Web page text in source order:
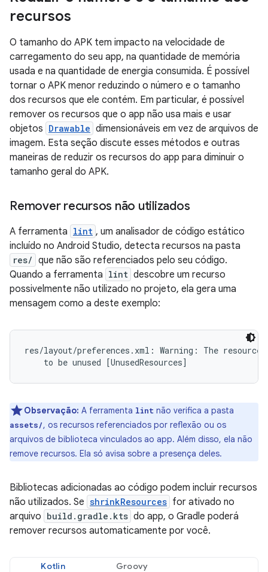
recursos
O tamanho do APK tem impacto na velocidade de
carregamento do seu app, na quantidade de memória
usada e na quantidade de energia consumida. É possível
tornar o APK menor reduzindo o número e o tamanho
dos recursos que ele contém. Em particular, é possível
remover os recursos que o app não usa mais e usar
objetos Drawable dimensionáveis em vez de arquivos de
imagem. Esta seção discute esses métodos e outras
maneiras de reduzir os recursos do app para diminuir o
tamanho geral do APK.
Remover recursos não utilizados
A ferramenta lint , um analisador de código estático
incluído no Android Studio, detecta recursos na pasta
res/ que não são referenciados pelo seu código.
Quando a ferramenta lint descobre um recurso
possivelmente não utilizado no projeto, ela gera uma
mensagem como a deste exemplo:
res/layout/preferences.xml: Warning: The resource
Observação: A ferramenta lint não verifica a pasta
assets/, os recursos referenciados por reflexão ou os
arquivos de biblioteca vinculados ao app. Além disso, ela não
remove recursos. Ela só avisa sobre a presença deles.
Bibliotecas adicionadas ao código podem incluir recursos
não utilizados. Se shrinkResources for ativado no
arquivo build.gradle.kts do app, o Gradle poderá
remover recursos automaticamente por você.
Kotlin Groovy